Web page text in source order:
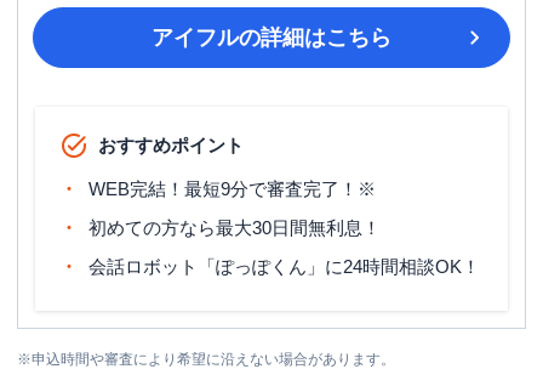
アイフルの詳細はこちら
おすすめポイント
WEB完結！最短9分で審査完了！※
初めての方なら最大30日間無利息！
会話ロボット「ぽっぽくん」に24時間相談OK！
※申込時間や審査により希望に沿えない場合があります。